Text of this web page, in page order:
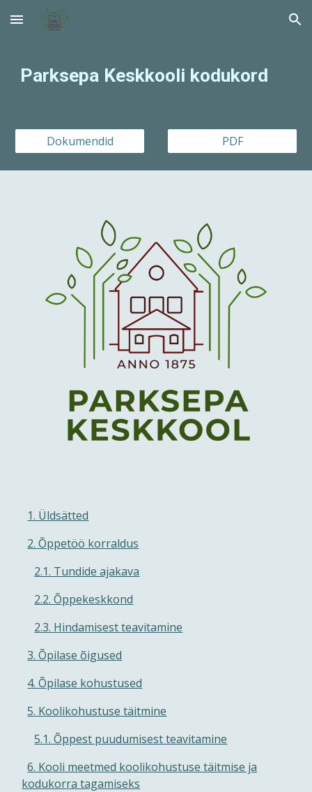
Skip to main content Skip to navigation
Parksepa Keskkooli kodukord
Dokumendid PDF
1. Üldsätted
2. Õppetöö korraldus
2.1. Tundide ajakava
2.2. Õppekeskkond
2.3. Hindamisest teavitamine
3. Õpilase õigused
4. Õpilase kohustused
5. Koolikohustuse täitmine
5.1. Õppest puudumisest teavitamine
6. Kooli meetmed koolikohustuse täitmise ja
kodukorra tagamiseks